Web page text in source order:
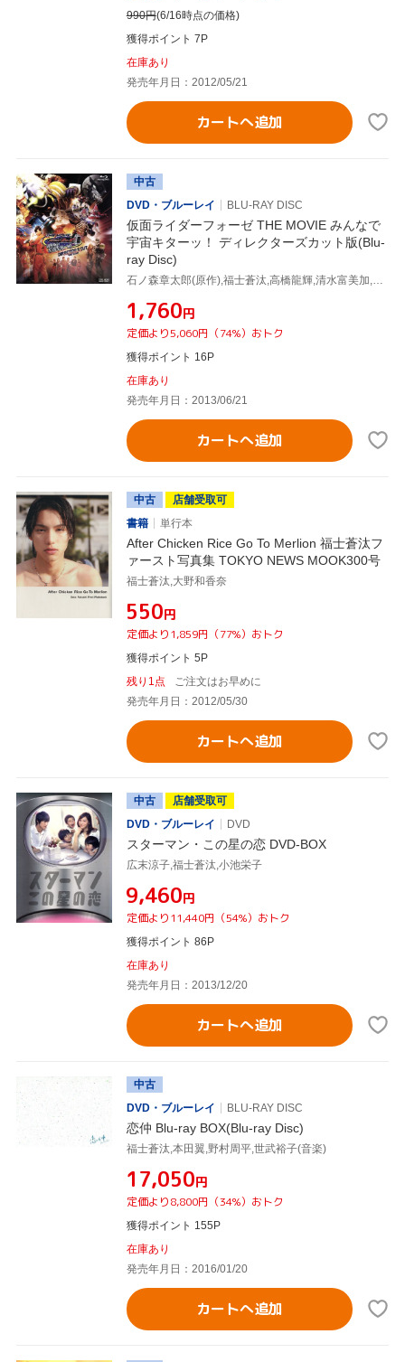
990円(6/16時点の価格)
獲得ポイント 7P
在庫あり
発売年月日：2012/05/21
カートへ追加
中古
DVD・ブルーレイ
BLU-RAY DISC
仮面ライダーフォーゼ THE MOVIE みんなで
宇宙キターッ！ ディレクターズカット版(Blu-
ray Disc)
¥1,760円
定価より5,060円（74%）おトク
獲得ポイント 16P
在庫あり
発売年月日：2013/06/21
カートへ追加
中古
店舗受取可
書籍
単行本
After Chicken Rice Go To Merlion 福士蒼汰フ
ァースト写真集 TOKYO NEWS MOOK300号
福士蒼汰,大野和香奈
¥550円
定価より1,859円（77%）おトク
獲得ポイント 5P
残り1点
ご注文はお早めに
発売年月日：2012/05/30
カートへ追加
中古
店舗受取可
DVD・ブルーレイ
DVD
スターマン・この星の恋 DVD-BOX
広末涼子,福士蒼汰,小池栄子
¥9,460円
定価より11,440円（54%）おトク
獲得ポイント 86P
在庫あり
発売年月日：2013/12/20
カートへ追加
中古
DVD・ブルーレイ
BLU-RAY DISC
恋仲 Blu-ray BOX(Blu-ray Disc)
福士蒼汰,本田翼,野村周平,世武裕子(音楽)
¥17,050円
定価より8,800円（34%）おトク
獲得ポイント 155P
在庫あり
発売年月日：2016/01/20
カートへ追加